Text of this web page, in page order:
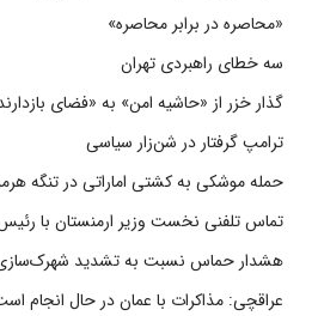
«محاصره در برابر محاصره»
سه خطای راهبردی تهران
گذار خزر از «حاشیه امن» به «فضای
ترامپ گرفتار در شن‌زار سیاسی
حمله موشکی به کشتی اماراتی در تنگه
تماس تلفنی نخست وزیر ارمنستان با
هشدار حماس نسبت به تشدید
عراقچی: مذاکرات با عمان در حال انجام